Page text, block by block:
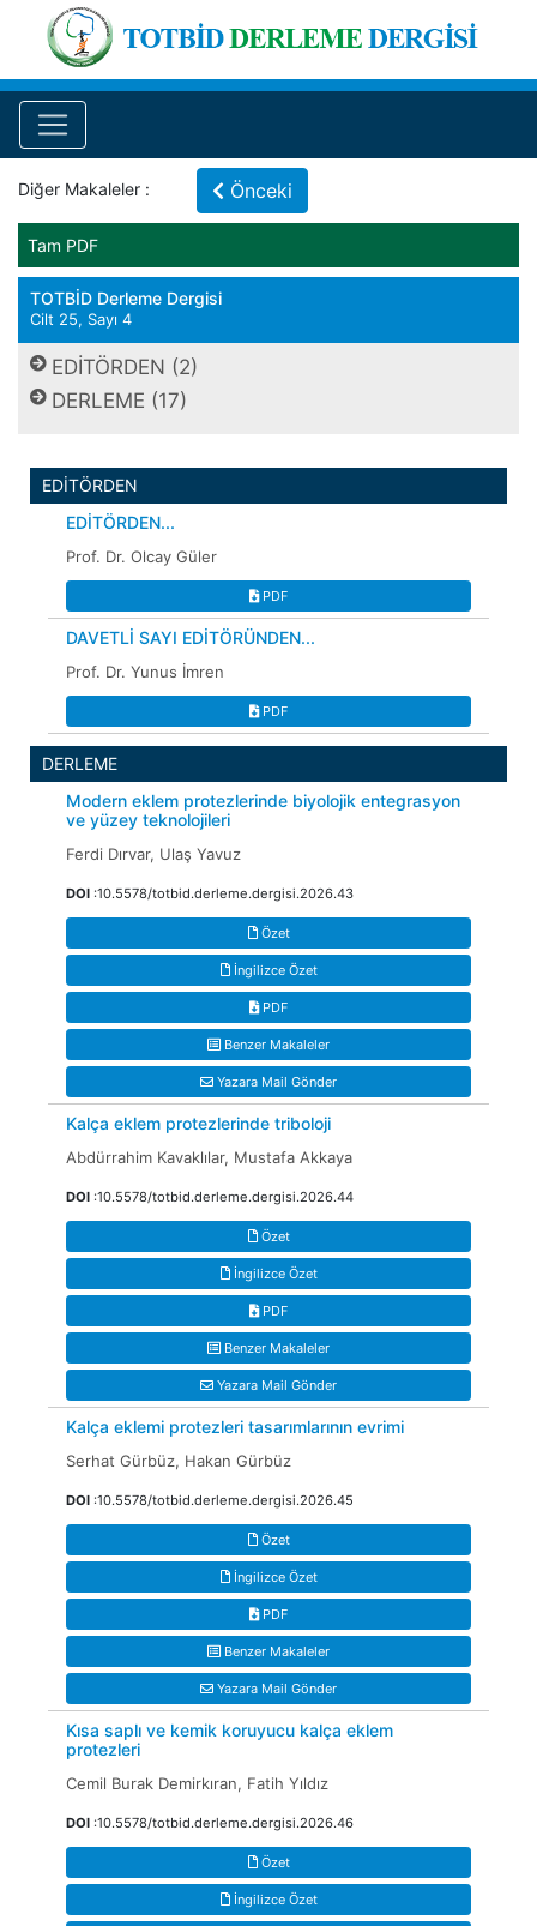
Diğer Makaleler : Önceki
Tam PDF
TOTBİD Derleme Dergisi
Cilt 25, Sayı 4
EDİTÖRDEN (2)
DERLEME (17)
EDİTÖRDEN
EDİTÖRDEN...
Prof. Dr. Olcay Güler
PDF
DAVETLİ SAYI EDİTÖRÜNDEN...
Prof. Dr. Yunus İmren
PDF
DERLEME
Modern eklem protezlerinde biyolojik entegrasyon
ve yüzey teknolojileri
Ferdi Dırvar, Ulaş Yavuz
DOI :10.5578/totbid.derleme.dergisi.2026.43
Özet
İngilizce Özet
PDF
Benzer Makaleler
Yazara Mail Gönder
Kalça eklem protezlerinde triboloji
Abdürrahim Kavaklılar, Mustafa Akkaya
DOI :10.5578/totbid.derleme.dergisi.2026.44
Özet
İngilizce Özet
PDF
Benzer Makaleler
Yazara Mail Gönder
Kalça eklemi protezleri tasarımlarının evrimi
Serhat Gürbüz, Hakan Gürbüz
DOI :10.5578/totbid.derleme.dergisi.2026.45
Özet
İngilizce Özet
PDF
Benzer Makaleler
Yazara Mail Gönder
Kısa saplı ve kemik koruyucu kalça eklem
protezleri
Cemil Burak Demirkıran, Fatih Yıldız
DOI :10.5578/totbid.derleme.dergisi.2026.46
Özet
İngilizce Özet